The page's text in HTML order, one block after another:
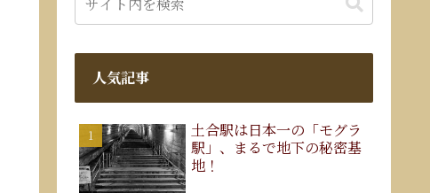
人気記事
土合駅は日本一の「モグラ
駅」、まるで地下の秘密基
地！